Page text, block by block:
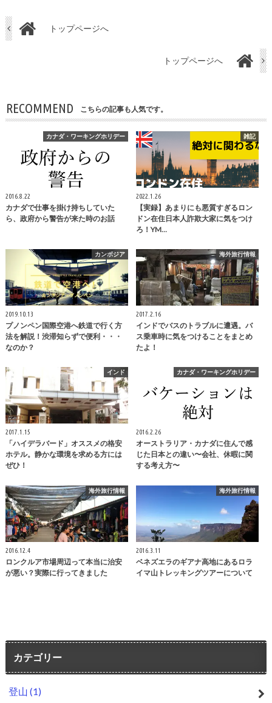
トップページへ
トップページへ
RECOMMEND こちらの記事も人気です。
カナダ・ワーキングホリデー
2016.8.22
カナダで仕事を掛け持ちしていた
ら、政府から警告が来た時のお話
雑記
2022.1.26
【実録】あまりにも悪質すぎるロン
ドン在住日本人詐欺大家に気をつけ
ろ！YM…
カンボジア
2019.10.13
プノンペン国際空港へ鉄道で行く方
法を解説！渋滞知らずで便利・・・
なのか？
海外旅行情報
2017.2.16
インドでバスのトラブルに遭遇。バ
ス乗車時に気をつけることをまとめ
たよ！
インド
2017.1.15
「ハイデラバード」オススメの格安
ホテル。静かな環境を求める方には
ぜひ！
カナダ・ワーキングホリデー
2016.2.26
オーストラリア・カナダに住んで感
じた日本との違い〜会社、休暇に関
する考え方〜
海外旅行情報
2016.12.4
ロンクルア市場周辺って本当に治安
が悪い？実際に行ってきました
海外旅行情報
2016.3.11
ベネズエラのギアナ高地にあるロラ
イマ山トレッキングツアーについて
カテゴリー
登山 (1)